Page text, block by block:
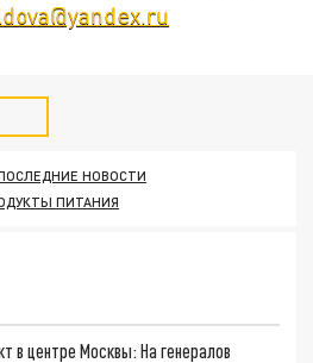
НОВОСТИ
ПИТАНИЯ
в центре Москвы: На генералов